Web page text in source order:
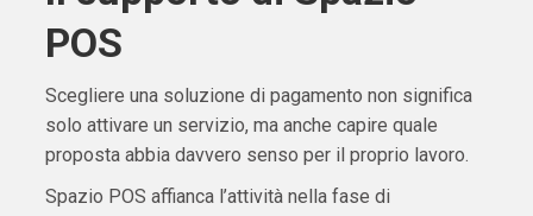
POS
Scegliere una soluzione di pagamento non significa
solo attivare un servizio, ma anche capire quale
proposta abbia davvero senso per il proprio lavoro.
Spazio POS affianca l’attività nella fase di